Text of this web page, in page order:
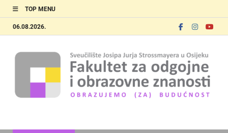
TOP MENU
06.08.2026.